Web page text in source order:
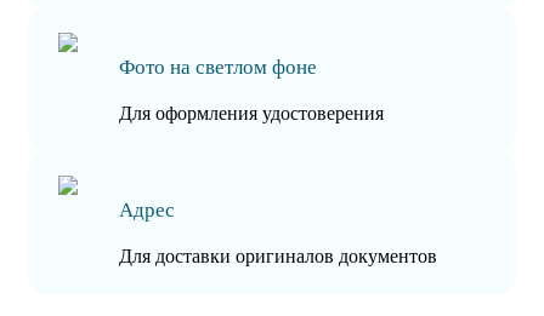
Фото на светлом фоне
Для оформления удостоверения
Адрес
Для доставки оригиналов документов